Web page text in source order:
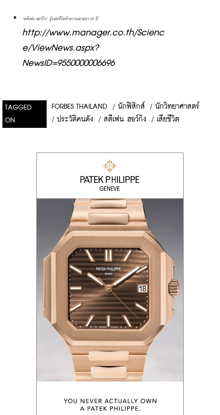
“สตีเฟน ฮอว์กิง” ผู้รอดชีวิตท้าความตายมา 50 ปี
http://www.manager.co.th/Scienc
e/ViewNews.aspx?
NewsID=9550000006696
TAGGED
ON
FORBES THAILAND / นักฟิสิกส์ / นักวิทยาศาสตร์
/ ประวัติคนดัง / สตีเฟน ฮอว์กิง / เสียชีวิต